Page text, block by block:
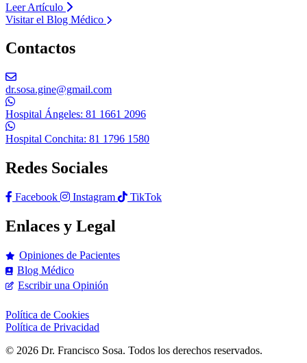
Leer Artículo
Visitar el Blog Médico
Contactos
dr.sosa.gine@gmail.com
Hospital Ángeles: 81 1661 2096
Hospital Conchita: 81 1796 1580
Redes Sociales
Facebook Instagram TikTok
Enlaces y Legal
Opiniones de Pacientes
Blog Médico
Escribir una Opinión
Política de Cookies
Política de Privacidad
© 2026 Dr. Francisco Sosa. Todos los derechos reservados.